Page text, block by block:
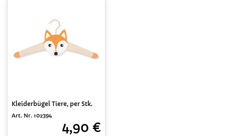
Kleiderbügel Tiere, per Stk.
Art. Nr. 102394
4,90 €